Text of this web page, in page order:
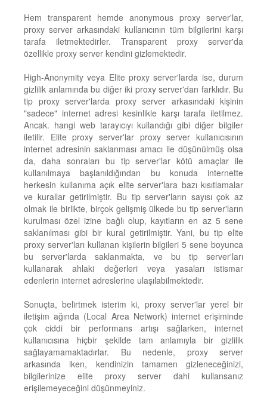
Hem transparent hemde anonymous proxy server'lar,
proxy server arkasındaki kullanıcının tüm bilgilerini karşı
tarafa iletmektedirler. Transparent proxy server'da
özellikle proxy server kendini gizlemektedir.
High-Anonymity veya Elite proxy server'larda ise, durum
gizlilik anlamında bu diğer iki proxy server'dan farklıdır. Bu
tip proxy server'larda proxy server arkasındaki kişinin
"sadece" internet adresi kesinlikle karşı tarafa iletilmez.
Ancak. hangi web tarayıcıyı kullandığı gibi diğer bilgiler
iletilir. Elite proxy server'lar proxy server kullanıcısının
internet adresinin saklanması amacı ile düşünülmüş olsa
da, daha sonraları bu tip server'lar kötü amaçlar ile
kullanılmaya başlanıldığından bu konuda internette
herkesin kullanıma açık elite server'lara bazı kısıtlamalar
ve kurallar getirilmiştir. Bu tip server'ların sayısı çok az
olmak ile birlikte, birçok gelişmiş ülkede bu tip server'ların
kurulması özel izine bağlı olup, kayıtların en az 5 sene
saklanılması gibi bir kural getirilmiştir. Yani, bu tip elite
proxy server'ları kullanan kişilerin bilgileri 5 sene boyunca
bu server'larda saklanmakta, ve bu tip server'ları
kullanarak ahlaki değerleri veya yasaları istismar
edenlerin internet adreslerine ulaşılabilmektedir.
Sonuçta, belirtmek isterim ki, proxy server'lar yerel bir
iletişim ağında (Local Area Network) internet erişiminde
çok ciddi bir performans artışı sağlarken, internet
kullanıcısına hiçbir şekilde tam anlamıyla bir gizlilik
sağlayamamaktadırlar. Bu nedenle, proxy server
arkasında iken, kendinizin tamamen gizleneceğinizi,
bilgilerinize elite proxy server dahi kullansanız
erişilemeyeceğini düşünmeyiniz.